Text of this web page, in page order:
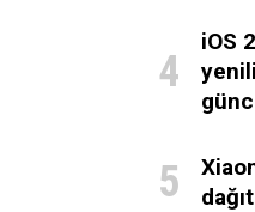
iOS